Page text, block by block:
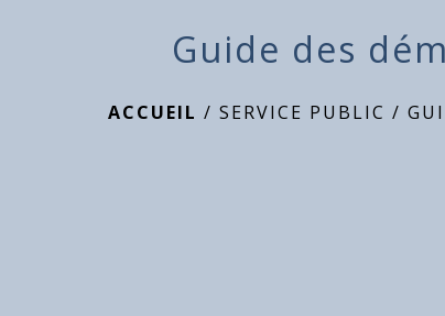
Guide des
ACCUEIL /SERVICE PUBLIC /